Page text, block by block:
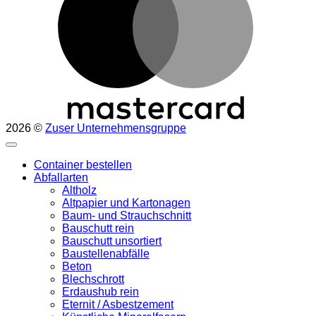
2026 © Zuser Unternehmensgruppe
Container bestellen
Abfallarten
Altholz
Altpapier und Kartonagen
Baum- und Strauchschnitt
Bauschutt rein
Bauschutt unsortiert
Baustellenabfälle
Beton
Blechschrott
Erdaushub rein
Eternit / Asbestzement